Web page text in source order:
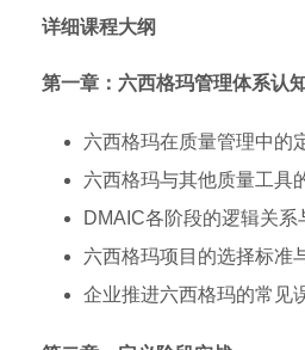
详细课程大纲
第一章：六西格玛管理体系认
六西格玛在质量管理中的
六西格玛与其他质量工具
DMAIC各阶段的逻辑关系
六西格玛项目的选择标准
企业推进六西格玛的常见